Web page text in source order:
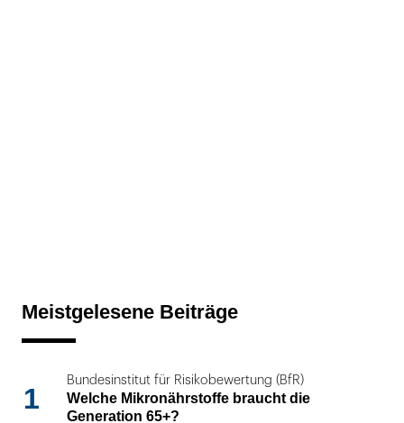
Meistgelesene Beiträge
1
Bundesinstitut für Risikobewertung (BfR)
Welche Mikronährstoffe braucht die
Generation 65+?